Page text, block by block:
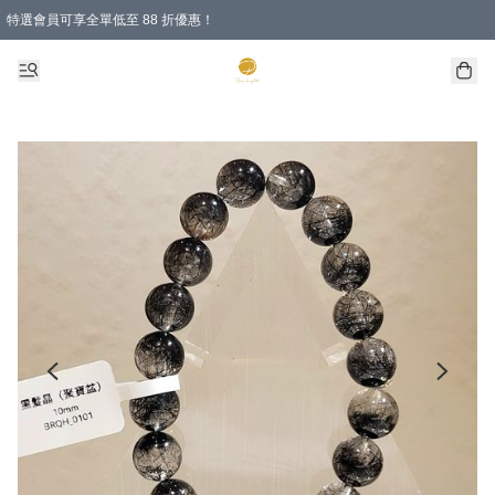
特選會員可享全單低至 88 折優惠！